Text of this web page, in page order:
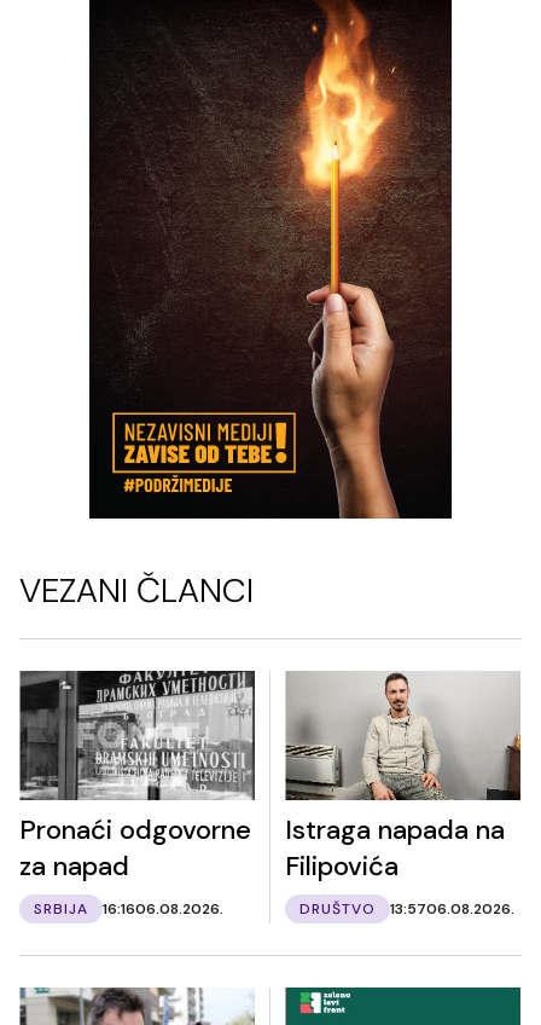
VEZANI ČLANCI
Pronaći odgovorne
za napad
SRBIJA 16:1606.08.2026.
Istraga napada na
Filipovića
DRUŠTVO 13:5706.08.2026.